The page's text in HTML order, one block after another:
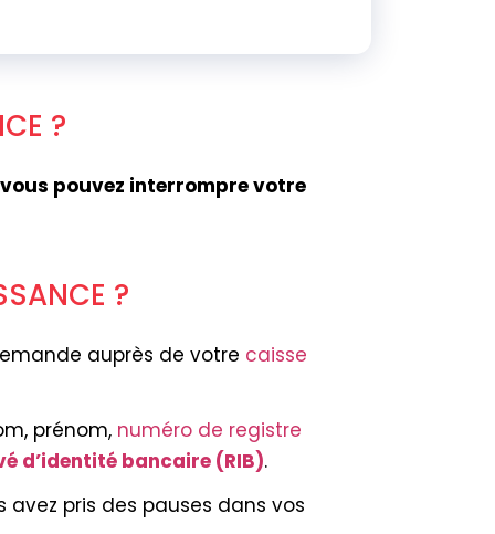
?
vous pouvez interrompre votre
?
auprès de votre caisse
prénom, numéro de registre
d’identité bancaire (RIB).
pris des pauses dans vos